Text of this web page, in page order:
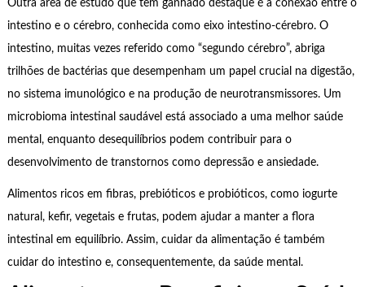
Outra área de estudo que tem ganhado destaque é a conexão entre o
intestino e o cérebro, conhecida como eixo intestino-cérebro. O
intestino, muitas vezes referido como “segundo cérebro”, abriga
trilhões de bactérias que desempenham um papel crucial na digestão,
no sistema imunológico e na produção de neurotransmissores. Um
microbioma intestinal saudável está associado a uma melhor saúde
mental, enquanto desequilíbrios podem contribuir para o
desenvolvimento de transtornos como depressão e ansiedade.
Alimentos ricos em fibras, prebióticos e probióticos, como iogurte
natural, kefir, vegetais e frutas, podem ajudar a manter a flora
intestinal em equilíbrio. Assim, cuidar da alimentação é também
cuidar do intestino e, consequentemente, da saúde mental.